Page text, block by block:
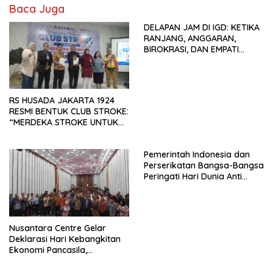
Baca Juga
RS HUSADA JAKARTA 1924
RESMI BENTUK CLUB STROKE:
“MERDEKA STROKE UNTUK
DELAPAN JAM DI IGD: KETIKA
RANJANG, ANGGARAN,
BIROKRASI, DAN EMPATI
Nusantara Centre Gelar
Deklarasi Hari Kebangkitan
Ekonomi Pancasila,
Pemerintah Indonesia dan
Perserikatan Bangsa-Bangsa
Peringati Hari Dunia Anti